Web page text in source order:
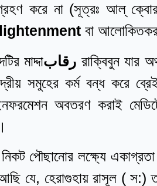
করে না (সূত্রঃ আল্‌
বা
মাদ্দা
রাক্বিবুন যার
সমুহের কর্ম বন্ধ করে
অবতরণ করাই
নিকট পৌছানোর লক্ষ্যে
যে, হেরাগুহায় রাসূল ( স:)